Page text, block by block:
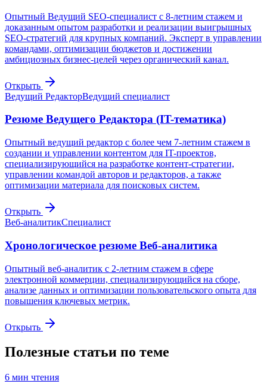
Опытный Ведущий SEO-специалист с 8-летним стажем и
доказанным опытом разработки и реализации выигрышных
SEO-стратегий для крупных компаний. Эксперт в управлении
командами, оптимизации бюджетов и достижении
амбициозных бизнес-целей через органический канал.
Открыть
Ведущий РедакторВедущий специалист
Резюме Ведущего Редактора (IT-тематика)
Опытный ведущий редактор с более чем 7-летним стажем в
создании и управлении контентом для IT-проектов,
специализирующийся на разработке контент-стратегии,
управлении командой авторов и редакторов, а также
оптимизации материала для поисковых систем.
Открыть
Веб-аналитикСпециалист
Хронологическое резюме Веб-аналитика
Опытный веб-аналитик с 2-летним стажем в сфере
электронной коммерции, специализирующийся на сборе,
анализе данных и оптимизации пользовательского опыта для
повышения ключевых метрик.
Открыть
Полезные статьи по теме
6 мин чтения